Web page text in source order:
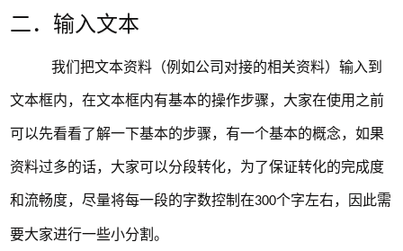
二．输入文本
我们把文本资料（例如公司对接的相关资料）输入到
文本框内，在文本框内有基本的操作步骤，大家在使用之前
可以先看看了解一下基本的步骤，有一个基本的概念，如果
资料过多的话，大家可以分段转化，为了保证转化的完成度
和流畅度，尽量将每一段的字数控制在300个字左右，因此需
要大家进行一些小分割。